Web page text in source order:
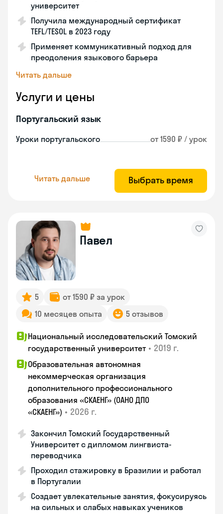
университет
Получила международный сертификат
TEFL/TESOL в 2023 году
Применяет коммуникативный подход для
преодоления языкового барьера
Читать дальше
Услуги и цены
Португальский язык
Уроки португальского от 1590 ₽ / урок
Читать дальше Выбрать время
Павел
5
от 1590 ₽ за урок
10 месяцев опыта
5 отзывов
Национальный исследовательский Томский
государственный университет • 2019 г.
Образовательная автономная
некоммерческая организация
дополнительного профессионального
образования «СКАЕНГ» (ОАНО ДПО
«СКАЕНГ») • 2026 г.
Закончил Томский Государственный
Университет с дипломом лингвиста-
переводчика
Проходил стажировку в Бразилии и работал
в Португалии
Создает увлекательные занятия, фокусируясь
на сильных и слабых навыках учеников